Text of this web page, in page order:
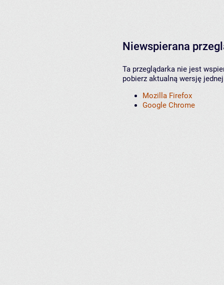
Niewspierana
Ta przeglądarka nie jest
pobierz aktualną wersję
Mozilla Firefox
Google Chrome